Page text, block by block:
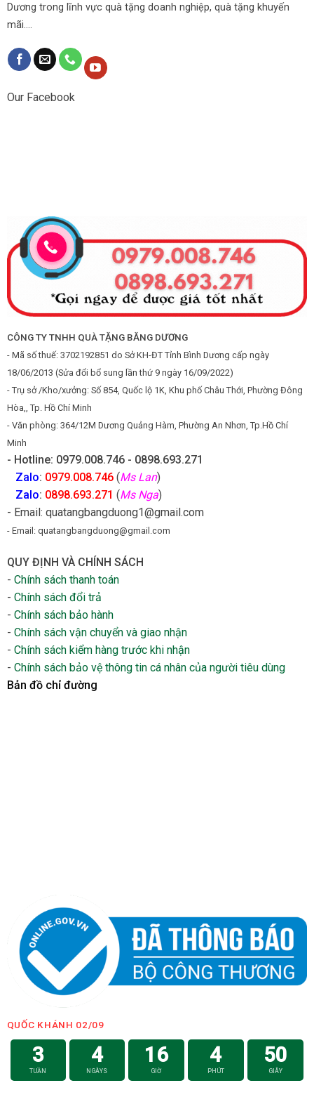
Dương trong lĩnh vực quà tặng doanh nghiệp, quà tặng khuyến
mãi....
Our Facebook
CÔNG TY TNHH QUÀ TẶNG BĂNG DƯƠNG
- Mã số thuế: 3702192851 do Sở KH-ĐT Tỉnh Bình Dương cấp ngày
18/06/2013 (Sửa đổi bổ sung lần thứ 9 ngày 16/09/2022)
- Trụ sở /Kho/xưởng: Số 854, Quốc lộ 1K, Khu phố Châu Thới, Phường Đông
Hòa,, Tp. Hồ Chí Minh
- Văn phòng: 364/12M Dương Quảng Hàm, Phường An Nhơn, Tp.Hồ Chí
Minh
- Hotline: 0979.008.746 - 0898.693.271
Zalo: 0979.008.746 (Ms Lan)
Zalo: 0898.693.271 (Ms Nga)
- Email: quatangbangduong1@gmail.com
- Email: quatangbangduong@gmail.com
QUY ĐỊNH VÀ CHÍNH SÁCH
- Chính sách thanh toán
- Chính sách đổi trả
- Chính sách bảo hành
- Chính sách vận chuyển và giao nhận
- Chính sách kiểm hàng trước khi nhận
- Chính sách bảo vệ thông tin cá nhân của người tiêu dùng
Bản đồ chỉ đường
QUỐC KHÁNH 02/09
3
TUẦN
4
NGÀYS
16
GIỜ
4
PHÚT
50
GIÂY